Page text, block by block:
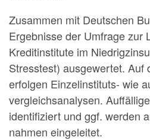
Zusammen mit Deutschen
Ergebnisse der Umfrage zur
Kreditinstitute im
Stresstest) ausgewertet. Auf
erfolgen Einzelinstituts- wie
vergleichsanalysen.
identifiziert und ggf. werden
nahmen eingeleitet.